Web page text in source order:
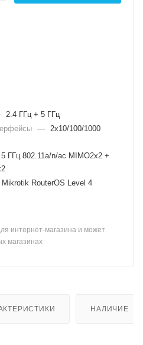
2.4 ГГц + 5 ГГц
— 2x10/100/1000
ГГц 802.11a/n/ac MIMO2x2 +
Mikrotik RouterOS Level 4
интернет-магазина и может
магазинах
НАЛИЧИЕ